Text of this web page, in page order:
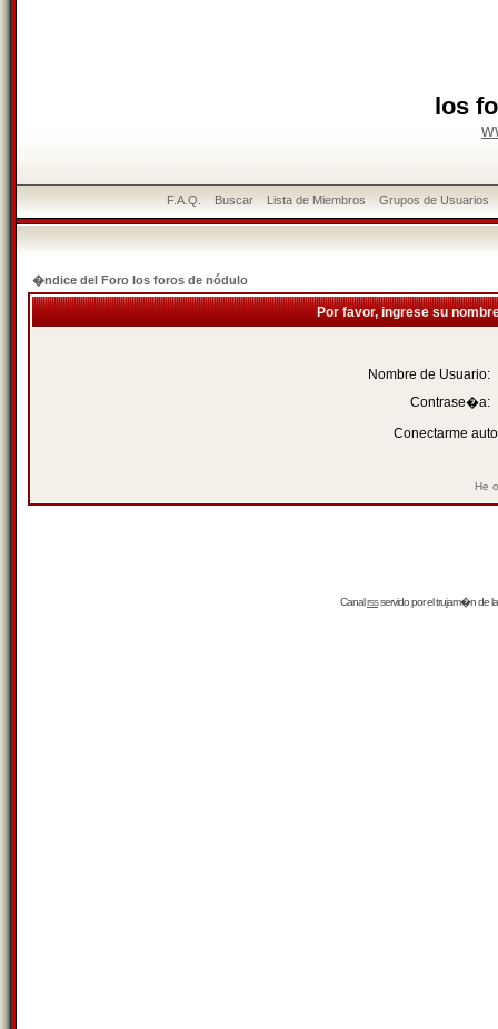
los
F.A.Q. Buscar Lista de Miembros Grupos de Usuarios
�ndice del Foro los foros de nódulo
Por favor, ingrese su
Nombre de Usuario:
Contrase�a:
Conectarme
He
Canalrssservido por eltrujam�nde